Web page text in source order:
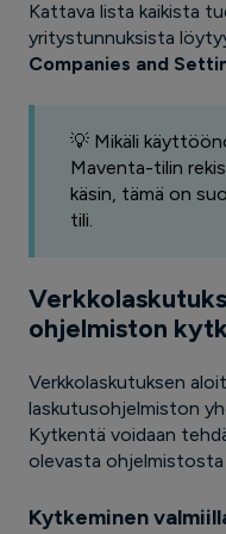
Kattava lista kaikista
yritystunnuksista
Companies and
💡 Mikäli
Maventa-tilin
käsin, tämä on
tili.
ohjelmiston
Verkkolaskutuksen
laskutusohjelmiston
Kytkentä voidaan
olevasta ohjelmistosta
Kytkeminen